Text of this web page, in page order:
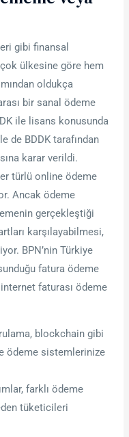
gibi finansal
ülkesine göre hem
oldukça
bir sanal ödeme
ile lisans konusunda
de BDDK tarafından
karar verildi.
türlü online ödeme
Ancak ödeme
gerçekleştiği
karşılayabilmesi,
BPN’nin Türkiye
fatura ödeme
faturası ödeme
blockchain gibi
ödeme sistemlerinize
farklı ödeme
tüketicileri